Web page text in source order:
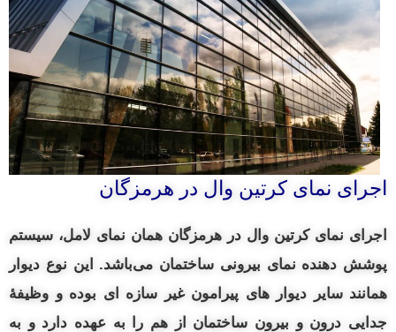
اجرای نمای کرتین وال در هرمزگان
اجرای نمای کرتین وال در هرمزگان همان نمای لامل، سیستم
پوشش دهنده نمای بیرونی ساختمان می‌باشد. این نوع دیوار
همانند سایر دیوار های پیرامون غیر سازه‌ ای بوده و وظیفهٔ
جدایی درون و بیرون ساختمان از هم را به عهده دارد و به